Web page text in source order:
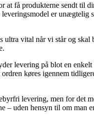
at få produkterne sendt til
er unægtelig
ultra vital når vi står og
levering på blot en
køres igennem
levering, men for det
– uden hensyn til om